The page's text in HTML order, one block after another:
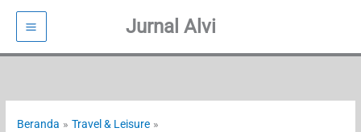
Lewati
Jurnal Alvi
Beranda
Travel & Leisure